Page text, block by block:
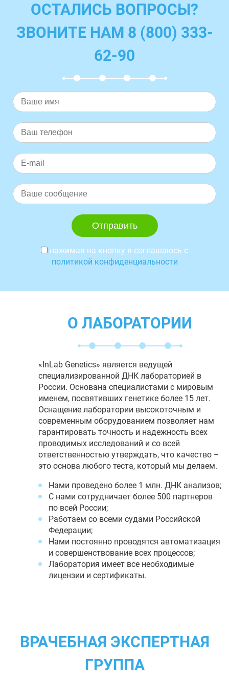
ОСТАЛИСЬ ВОПРОСЫ?
ЗВОНИТЕ НАМ 8 (800) 333-
62-90
нажимая на кнопку я соглашаюсь с
политикой конфиденциальности
О ЛАБОРАТОРИИ
«InLab Genetics» является ведущей
специализированной ДНК лабораторией в
России. Основана специалистами с мировым
именем, посвятивших генетике более 15 лет.
Оснащение лаборатории высокоточным и
современным оборудованием позволяет нам
гарантировать точность и надежность всех
проводимых исследований и со всей
ответственностью утверждать, что качество –
это основа любого теста, который мы делаем.
Нами проведено более 1 млн. ДНК анализов;
С нами сотрудничает более 500 партнеров
по всей России;
Работаем со всеми судами Российской
Федерации;
Нами постоянно проводятся автоматизация
и совершенствование всех процессов;
Лаборатория имеет все необходимые
лицензии и сертификаты.
ВРАЧЕБНАЯ ЭКСПЕРТНАЯ
ГРУППА